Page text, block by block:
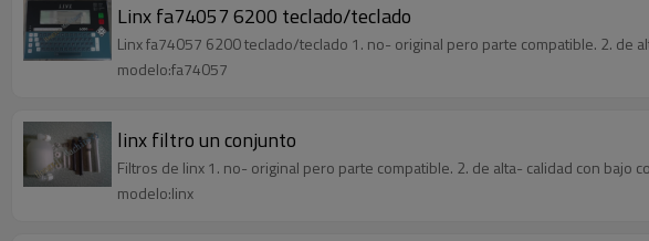
Linx fa74057 6200 teclado/teclado
Linx fa74057 6200 teclado/teclado 1. no- original pero parte compatible. 2. de
modelo:fa74057
linx filtro un conjunto
Filtros de linx 1. no- original pero parte compatible. 2. de alta- calidad con bajo
modelo:linx